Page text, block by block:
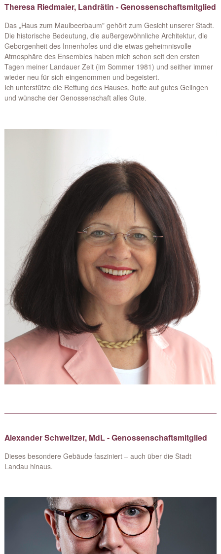
Theresa Riedmaier, Landrätin - Genossenschaftsmitglied
Das „Haus zum Maulbeerbaum" gehört zum Gesicht unserer Stadt.
Die historische Bedeutung, die außergewöhnliche Architektur, die
Geborgenheit des Innenhofes und die etwas geheimnisvolle
Atmosphäre des Ensembles haben mich schon seit den ersten
Tagen meiner Landauer Zeit (im Sommer 1981) und seither immer
wieder neu für sich eingenommen und begeistert.
Ich unterstütze die Rettung des Hauses, hoffe auf gutes Gelingen
und wünsche der Genossenschaft alles Gute.
Alexander Schweitzer, MdL - Genossenschaftsmitglied
Dieses besondere Gebäude fasziniert – auch über die Stadt
Landau hinaus.